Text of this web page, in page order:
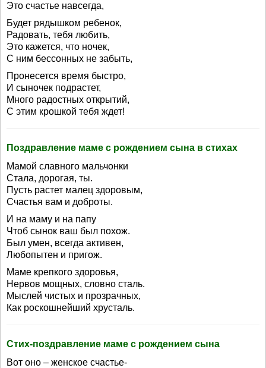
Это счастье навсегда,
Будет рядышком ребенок,
Радовать, тебя любить,
Это кажется, что ночек,
С ним бессонных не забыть,
Пронесется время быстро,
И сыночек подрастет,
Много радостных открытий,
С этим крошкой тебя ждет!
Поздравление маме с рождением сына в стихах
Мамой славного мальчонки
Стала, дорогая, ты.
Пусть растет малец здоровым,
Счастья вам и доброты.
И на маму и на папу
Чтоб сынок ваш был похож.
Был умен, всегда активен,
Любопытен и пригож.
Маме крепкого здоровья,
Нервов мощных, словно сталь.
Мыслей чистых и прозрачных,
Как роскошнейший хрусталь.
Стих-поздравление маме с рождением сына
Вот оно – женское счастье-